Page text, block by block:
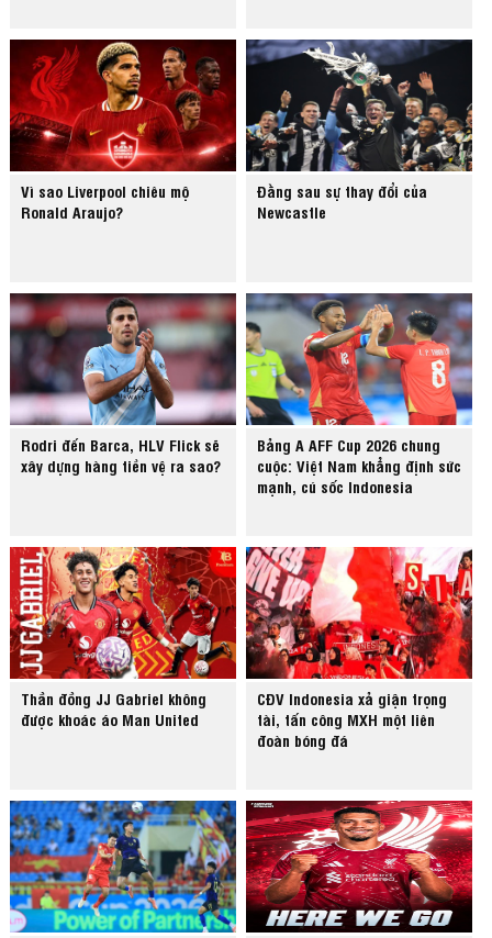
Vì sao Liverpool chiêu mộ
Ronald Araujo?
Đằng sau sự thay đổi của
Newcastle
Rodri đến Barca, HLV Flick sẽ
xây dựng hàng tiền vệ ra sao?
Bảng A AFF Cup 2026 chung
cuộc: Việt Nam khẳng định sức
mạnh, cú sốc Indonesia
Thần đồng JJ Gabriel không
được khoác áo Man United
CĐV Indonesia xả giận trọng
tài, tấn công MXH một liên
đoàn bóng đá